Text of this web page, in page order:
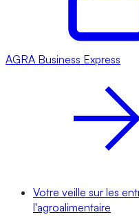
AGRA Business Express
Votre veille sur les
l'agroalimentaire